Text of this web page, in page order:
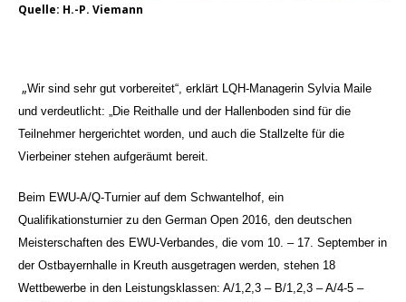
Quelle: H.-P. Viemann
„Wir sind sehr gut vorbereitet“, erklärt LQH-Managerin Sylvia Maile
und verdeutlicht: „Die Reithalle und der Hallenboden sind für die
Teilnehmer hergerichtet worden, und auch die Stallzelte für die
Vierbeiner stehen aufgeräumt bereit.
Beim EWU-A/Q-Turnier auf dem Schwantelhof, ein
Qualifikationsturnier zu den German Open 2016, den deutschen
Meisterschaften des EWU-Verbandes, die vom 10. – 17. September in
der Ostbayernhalle in Kreuth ausgetragen werden, stehen 18
Wettbewerbe in den Leistungsklassen: A/1,2,3 – B/1,2,3 – A/4-5 –